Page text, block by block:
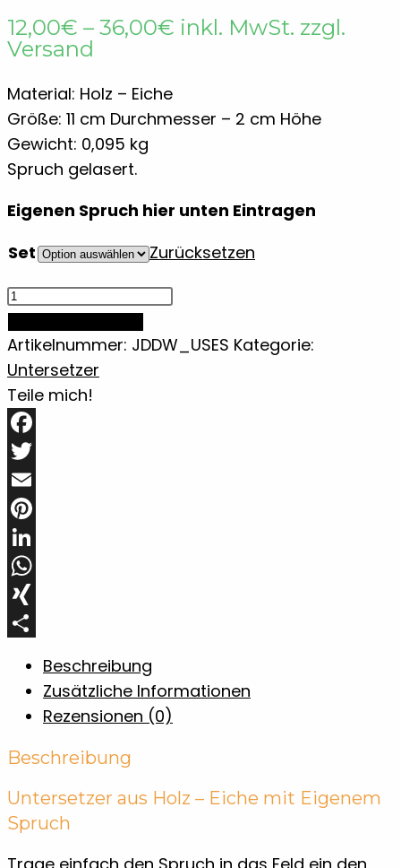
12,00€ – 36,00€ Preisspanne:
inkl. MwSt. zzgl.
Versand
Material: Holz – Eiche
Größe: 11 cm Durchmesser – 2 cm Höhe
Gewicht: 0,095 kg
Spruch gelasert.
Eigenen Spruch hier unten Eintragen
Set
Zurücksetzen
Untersetzer
aus
Holz
-
Eiche
mit
eigenem
Spruch
Menge
Artikelnummer: JDDW_USES Kategorie:
Untersetzer
Teile mich!
Facebook
Twitter
Email
Pinterest
LinkedIn
WhatsApp
XING
Beschreibung
Zusätzliche Informationen
Rezensionen (0)
Beschreibung
Untersetzer aus Holz – Eiche mit Eigenem
Spruch